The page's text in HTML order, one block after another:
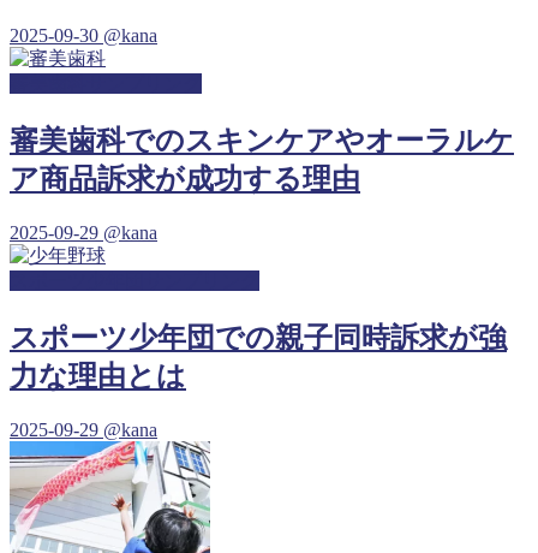
2025-09-30 @kana
審美歯科でのスキンケアやオーラルケ
ア商品訴求が成功する理由
2025-09-29 @kana
スポーツ少年団での親子同時訴求が強
力な理由とは
2025-09-29 @kana